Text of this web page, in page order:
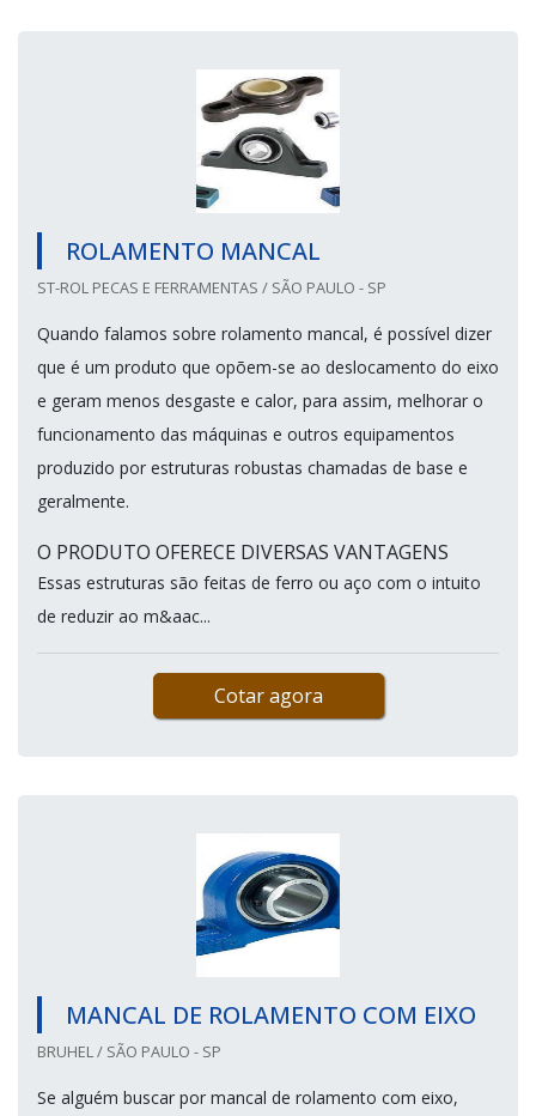
ROLAMENTO MANCAL
ST-ROL PECAS E FERRAMENTAS / SÃO PAULO - SP
Quando falamos sobre rolamento mancal, é possível dizer
que é um produto que opõem-se ao deslocamento do eixo
e geram menos desgaste e calor, para assim, melhorar o
funcionamento das máquinas e outros equipamentos
produzido por estruturas robustas chamadas de base e
geralmente.
O PRODUTO OFERECE DIVERSAS VANTAGENS
Essas estruturas são feitas de ferro ou aço com o intuito
de reduzir ao m&aac...
Cotar agora
MANCAL DE ROLAMENTO COM EIXO
BRUHEL / SÃO PAULO - SP
Se alguém buscar por mancal de rolamento com eixo,